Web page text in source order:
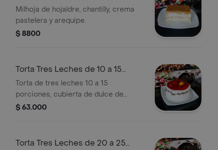
Milhoja de hojaldre, chantilly, crema
pastelera y arequipe.
$ 8800
Torta Tres Leches de 10 a 15
Porciones
Torta de tres leches 10 a 15
porciones, cubierta de dulce de
frutas naturales.
$ 63.000
Torta Tres Leches de 20 a 25